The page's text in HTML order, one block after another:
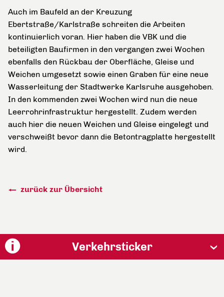
Auch im Baufeld an der Kreuzung
Ebertstraße/Karlstraße schreiten die Arbeiten
kontinuierlich voran. Hier haben die VBK und die
beteiligten Baufirmen in den vergangen zwei Wochen
ebenfalls den Rückbau der Oberfläche, Gleise und
Weichen umgesetzt sowie einen Graben für eine neue
Wasserleitung der Stadtwerke Karlsruhe ausgehoben.
In den kommenden zwei Wochen wird nun die neue
Leerrohrinfrastruktur hergestellt. Zudem werden
auch hier die neuen Weichen und Gleise eingelegt und
verschweißt bevor dann die Betontragplatte hergestellt
wird.
zurück zur Übersicht
Verkehrsticker